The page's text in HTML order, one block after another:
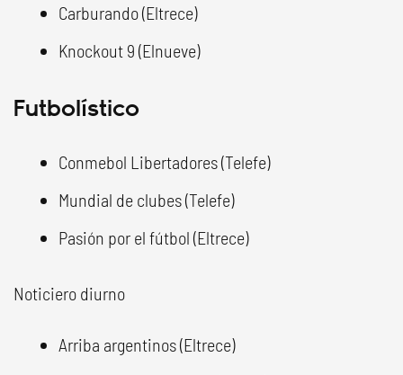
Carburando (Eltrece)
Knockout 9 (Elnueve)
Futbolístico
Conmebol Libertadores (Telefe)
Mundial de clubes (Telefe)
Pasión por el fútbol (Eltrece)
Noticiero diurno
Arriba argentinos (Eltrece)